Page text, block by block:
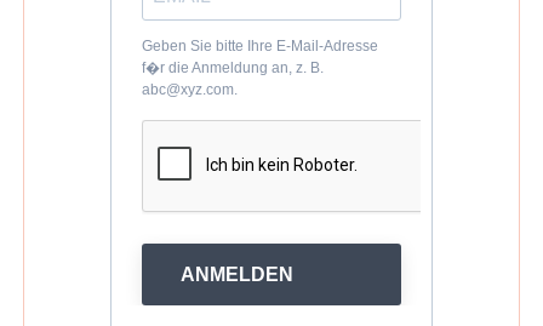
Geben Sie bitte Ihre E-Mail-Adresse
f�r die Anmeldung an, z. B.
abc@xyz.com.
ANMELDEN